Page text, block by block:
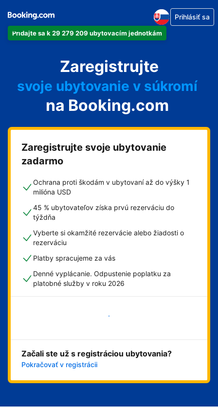
Pridajte sa k 29 279 209 ubytovacím jednotkám
Prihlásiť sa
Zaregistrujte
svoj hotel
svoje ubytovanie v súkromí
svoj penzión
svoje bed and breakfast
na Booking.com
Zaregistrujte svoje ubytovanie
zadarmo
Ochrana proti škodám v ubytovaní až do výšky 1
milióna USD
45 % ubytovateľov získa prvú rezerváciu do
týždňa
Vyberte si okamžité rezervácie alebo žiadosti o
rezerváciu
Platby spracujeme za vás
Denné vyplácanie. Odpustenie poplatku za
platobné služby v roku 2026
Začali ste už s registráciou ubytovania?
Pokračovať v registrácii